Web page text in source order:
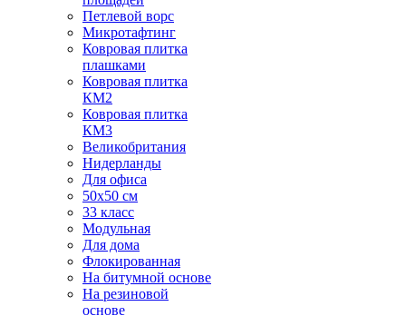
Петлевой ворс
Микротафтинг
Ковровая плитка
плашками
Ковровая плитка
КМ2
Ковровая плитка
КМ3
Великобритания
Нидерланды
Для офиса
50х50 см
33 класс
Модульная
Для дома
Флокированная
На битумной основе
На резиновой
основе